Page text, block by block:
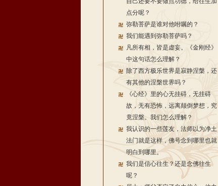
点分呢？
弥勒菩萨是谁对他咐嘱的？
我们能遇到弥勒菩萨吗？
凡所有相，皆是虚妄。《金刚经》
中这句话怎么理解？
除了西方极乐世界是寂静涅槃，还
有其他的涅槃世界吗？
《心经》里的心无挂碍，无挂碍
故，无有恐怖，远离颠倒梦想，究
竟涅槃。我们怎么理解？
我认识的一些莲友，法师以为净土
法门就是这样，佛号念到哪里也就
明白到哪里。
我们是信心往生？还是念佛往生
呢？